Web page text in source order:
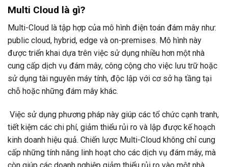
Multi Cloud là gì?
Multi-Cloud là tập hợp của mô hình điện toán đám mây như:
public cloud, hybrid, edge và on-premises. Mô hình này
được triển khai dựa trên việc sử dụng nhiều hơn một nhà
cung cấp dịch vụ đám mây, công cộng cho việc lưu trữ hoặc
sử dụng tài nguyên máy tính, độc lập với cơ sở hạ tầng tại
chỗ hoặc những đám mây khác.
Việc sử dụng phương pháp này giúp các tổ chức cạnh tranh,
tiết kiệm các chi phí, giảm thiểu rủi ro và lập được kế hoạch
kinh doanh hiệu quả. Chiến lược Multi-Cloud không chỉ cung
cấp những tính năng linh hoạt cho các dịch vụ đám mây, mà
còn giúp các doanh nghiệp giảm thiểu rủi ro vào một nhà